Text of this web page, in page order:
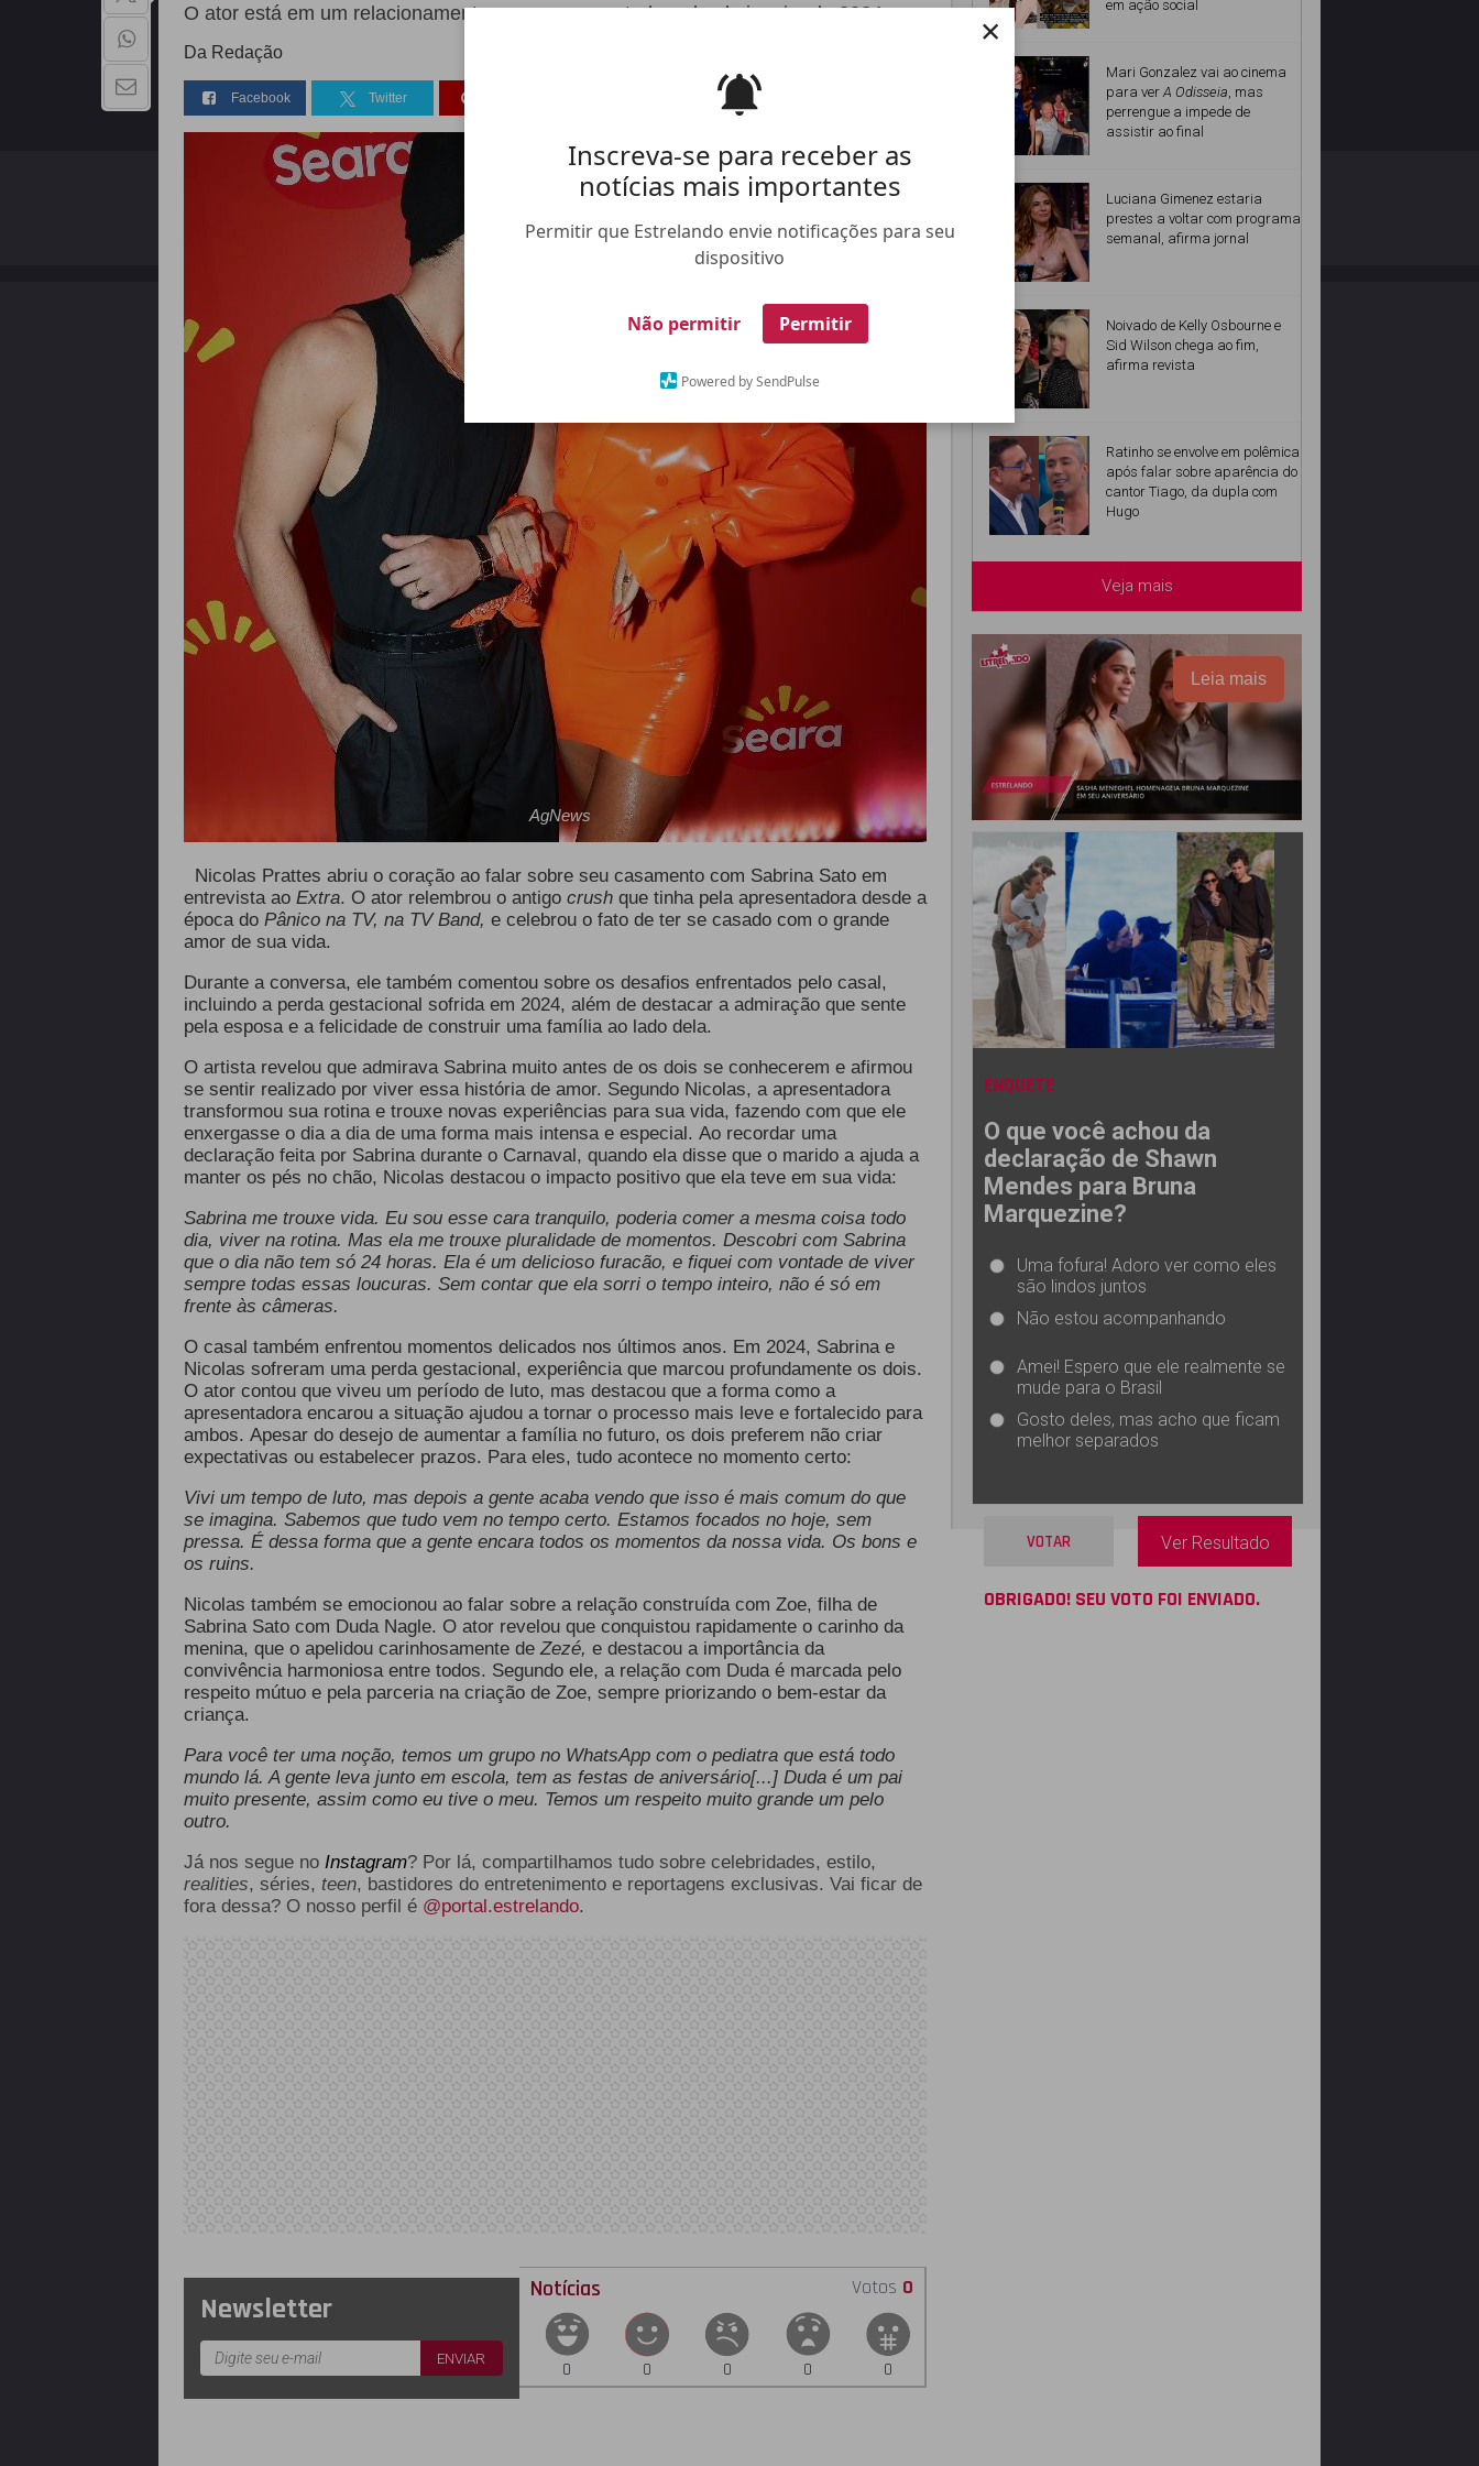
Inscreva-se para receber as
notícias mais importantes
Permitir que Estrelando envie notificações para seu
dispositivo
Não permitir Permitir
Powered by SendPulse
×
O ator está em um relacionamento com a apresentadora desde janeiro de 2024
Da Redação
Facebook Twitter
AgNews
Nicolas Prattes abriu o coração ao falar sobre seu casamento com Sabrina Sato em
entrevista ao Extra. O ator relembrou o antigo crushque tinha pela apresentadora desde a
época doPânico na TV, na TV Band, e celebrou o fato de ter se casado com o grande
amor de sua vida.
Durante a conversa, ele também comentou sobre os desafios enfrentados pelo casal,
incluindo a perda gestacional sofrida em 2024, além de destacar a admiração que sente
pela esposa e a felicidade de construir uma família ao lado dela.
O artista revelou que admirava Sabrina muito antes de os dois se conhecerem e afirmou
se sentir realizado por viver essa história de amor. Segundo Nicolas, a apresentadora
transformou sua rotina e trouxe novas experiências para sua vida, fazendo com que ele
enxergasse o dia a dia de uma forma mais intensa e especial. Ao recordar uma
declaração feita por Sabrina durante o Carnaval, quando ela disse que o marido a ajuda a
manter os pés no chão, Nicolas destacou o impacto positivo que ela teve em sua vida:
Sabrina me trouxe vida. Eu sou esse cara tranquilo, poderia comer a mesma coisa todo
dia, viver na rotina. Mas ela me trouxe pluralidade de momentos. Descobri com Sabrina
que o dia não tem só 24 horas. Ela é um delicioso furacão, e fiquei com vontade de viver
sempre todas essas loucuras. Sem contar que ela sorri o tempo inteiro, não é só em
frente às câmeras.
O casal também enfrentou momentos delicados nos últimos anos. Em 2024, Sabrina e
Nicolas sofreram uma perda gestacional, experiência que marcou profundamente os dois.
O ator contou que viveu um período de luto, mas destacou que a forma como a
apresentadora encarou a situação ajudou a tornar o processo mais leve e fortalecido para
ambos. Apesar do desejo de aumentar a família no futuro, os dois preferem não criar
expectativas ou estabelecer prazos. Para eles, tudo acontece no momento certo:
Vivi um tempo de luto, mas depois a gente acaba vendo que isso é mais comum do que
se imagina. Sabemos que tudo vem no tempo certo. Estamos focados no hoje, sem
pressa. É dessa forma que a gente encara todos os momentos da nossa vida. Os bons e
os ruins.
Nicolas também se emocionou ao falar sobre a relação construída com Zoe, filha de
Sabrina Sato com Duda Nagle. O ator revelou que conquistou rapidamente o carinho da
menina, que o apelidou carinhosamente deZezé, e destacou a importância da
convivência harmoniosa entre todos. Segundo ele, a relação com Duda é marcada pelo
respeito mútuo e pela parceria na criação de Zoe, sempre priorizando o bem-estar da
criança.
Para você ter uma noção, temos um grupo no WhatsApp com o pediatra que está todo
mundo lá. A gente leva junto em escola, tem as festas de aniversário[...] Duda é um pai
muito presente, assim como eu tive o meu. Temos um respeito muito grande um pelo
outro.
Já nos segue no Instagram? Por lá, compartilhamos tudo sobre celebridades, estilo,
realities, séries, teen, bastidores do entretenimento e reportagens exclusivas. Vai ficar de
fora dessa? O nosso perfil é @portal.estrelando.
Newsletter
Notícias Votos 0
0 0 0 0 0
em ação social
Mari Gonzalez vai ao cinema
para verA Odisseia, mas
perrengue a impede de
assistir ao final
Luciana Gimenez estaria
prestes a voltar com programa
semanal, afirma jornal
Noivado de Kelly Osbourne e
Sid Wilson chega ao fim,
afirma revista
Ratinho se envolve em polêmica
após falar sobre aparência do
cantor Tiago, da dupla com
Hugo
Veja mais
Leia mais
ENQUETE
O que você achou da
declaração de Shawn
Mendes para Bruna
Marquezine?
Uma fofura! Adoro ver como eles
são lindos juntos
Não estou acompanhando
Amei! Espero que ele realmente se
mude para o Brasil
Gosto deles, mas acho que ficam
melhor separados
VOTAR Ver Resultado
OBRIGADO! SEU VOTO FOI ENVIADO.
QUEM SOMOS FALE CONOSCO ANUNCIE NO ESTRELANDO TRABALHE NO ESTRELANDO
Copyright - 2026 | Todos os direitos reservados Desenvolvido por